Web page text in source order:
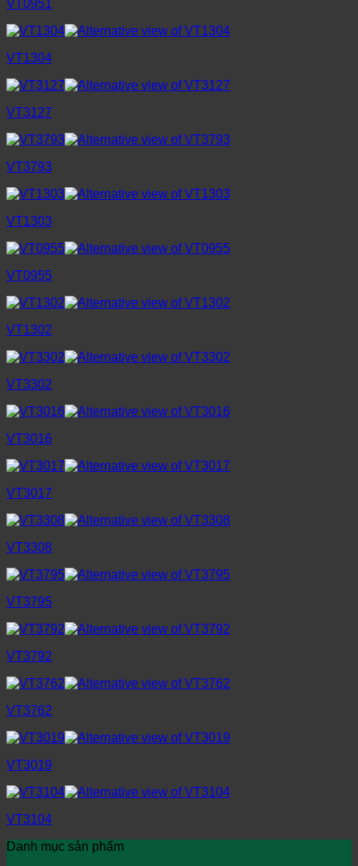
VT0951
VT1304
VT3127
VT3793
VT1303
VT0955
VT1302
VT3302
VT3016
VT3017
VT3308
VT3795
VT3792
VT3762
VT3019
VT3104
Danh mục sản phẩm